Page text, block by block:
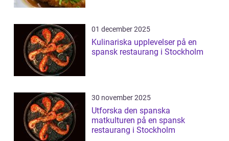
01 december 2025
Kulinariska upplevelser på en
spansk restaurang i Stockholm
30 november 2025
Utforska den spanska
matkulturen på en spansk
restaurang i Stockholm